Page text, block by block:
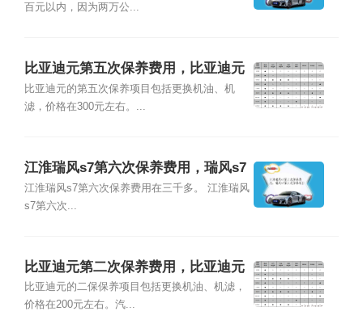
百元以内，因为两万公...
比亚迪元第五次保养费用，比亚迪元
第五次保养项目
比亚迪元的第五次保养项目包括更换机油、机
滤，价格在300元左右。...
江淮瑞风s7第六次保养费用，瑞风s7
第六次保养项目
江淮瑞风s7第六次保养费用在三千多。 江淮瑞风
s7第六次...
比亚迪元第二次保养费用，比亚迪元
第二次保养项目
比亚迪元的二保保养项目包括更换机油、机滤，
价格在200元左右。汽...